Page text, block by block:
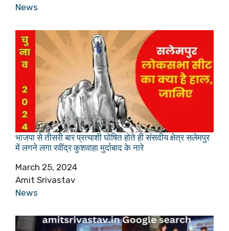
In relation to
News
भाजपा से तीसरी बार प्रत्याशी घोषित होते ही संसदीय क्षेत्र सलेमपुर
में लगने लगा रवींद्र कुशवाहा मुर्दाबाद के नारे
Date
March 25, 2024
Author
Amit Srivastav
In relation to
News